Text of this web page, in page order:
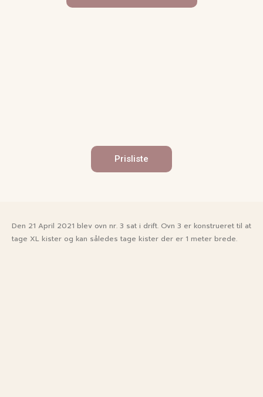
Prisliste
Den 21 April 2021 blev ovn nr. 3 sat i drift.​ Ovn 3 er konstrueret til at
​tage XL kister og kan således tage kister der er 1 meter brede.